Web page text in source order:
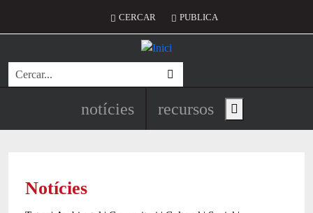
Menú del compte d'usuari
CERCAR PUBLICA
Cerca
Navegació principal de
notícies recursos Show main menu
Notícies